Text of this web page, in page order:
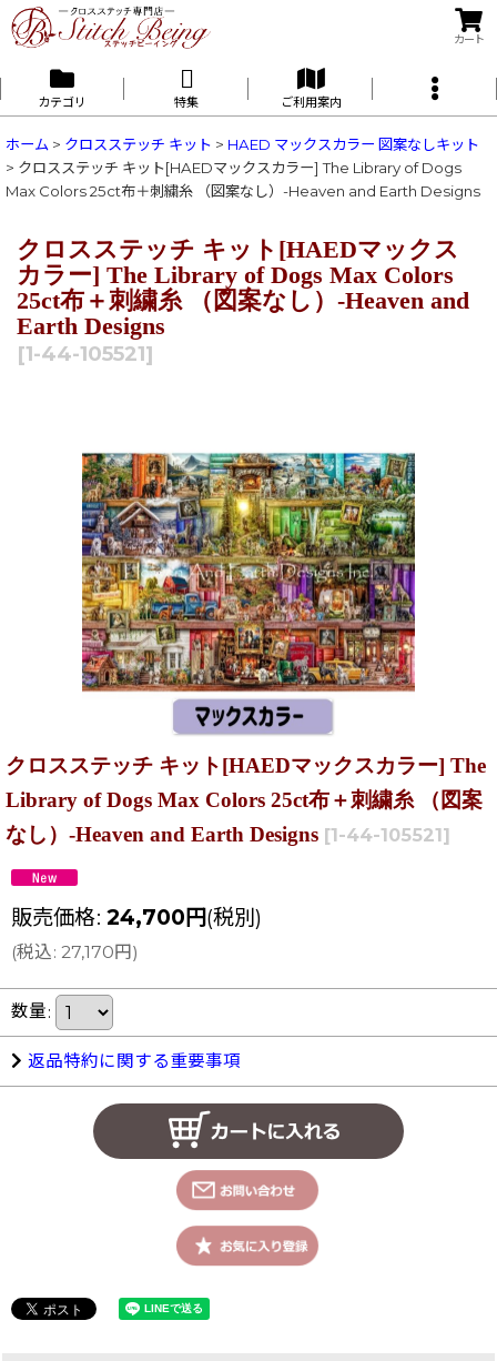
カート
カテゴリ 特集 ご利用案内
ホーム > クロスステッチ キット > HAED マックスカラー 図案なしキット
> クロスステッチ キット[HAEDマックスカラー] The Library of Dogs
Max Colors 25ct布＋刺繍糸 （図案なし）-Heaven and Earth Designs
クロスステッチ キット[HAEDマックス
カラー] The Library of Dogs Max Colors
25ct布＋刺繍糸 （図案なし）-Heaven and
Earth Designs
[1-44-105521]
クロスステッチ キット[HAEDマックスカラー] The
Library of Dogs Max Colors 25ct布＋刺繍糸 （図案
なし）-Heaven and Earth Designs [1-44-105521]
販売価格: 24,700 円(税別)
(税込: 27,170円 )
数量:
返品特約に関する重要事項